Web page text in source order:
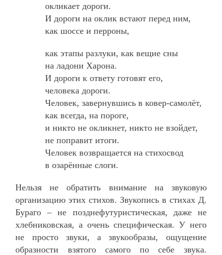
окликает дороги.
И дороги на оклик встают перед ним,
как шоссе и перроны,
как этапы разлуки, как вещие сны
на ладони Харона.
И дороги к ответу готовят его,
человека дороги.
Человек, завернувшись в ковер-самолёт,
как всегда, на пороге,
и никто не окликнет, никто не взойдет,
не поправит итоги.
Человек возвращается на стихосвод
в озарённые слоги.
Нельзя не обратить внимание на звуковую
организацию этих стихов. Звукопись в стихах Д.
Бураго – не позднефутуристическая, даже не
хлебниковская, а очень специфическая. У него
не просто звуки, а звукообразы, ощущение
образности взятого самого по себе звука.